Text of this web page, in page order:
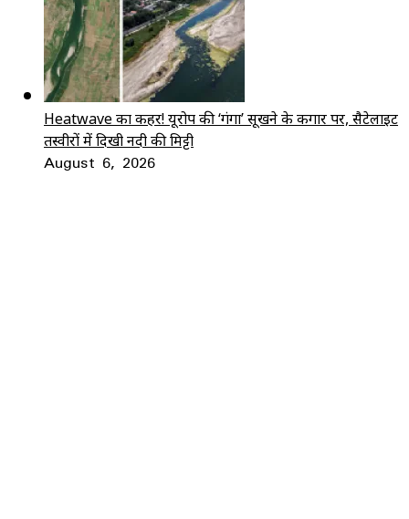
Heatwave का कहर! यूरोप की ‘गंगा’ सूखने के कगार पर, सैटेलाइट
तस्वीरों में दिखी नदी की मिट्टी
August 6, 2026